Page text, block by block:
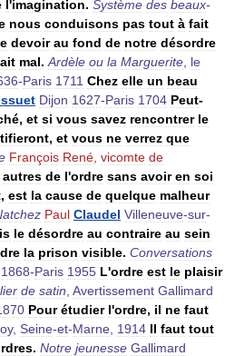
l'imagination. Système des beaux-
nous conduisons pas tout à fait
devoir au fond de notre désordre
mal. Ardèle ou la Marguerite le
-Paris 1711 Chez elle un beau
Dijon 1627-Paris 1704 Peut-
, et si vous savez rencontrer le
, et vous ne verrez que
François René vicomte de
autres de l'ordre sans avoir en soi
, est la cause de quelque malheur
Paul Claudel Villeneuve-sur-
le désordre au contraire au sein
la prison visible. Conversations
1868-Paris 1955 L'ordre est le plaisir
de satin Avertissement Gallimard
Pour étudier l'ordre, il ne faut
, Seine-et-Marne 1914 Il faut tout
. Notre jeunesse Gallimard